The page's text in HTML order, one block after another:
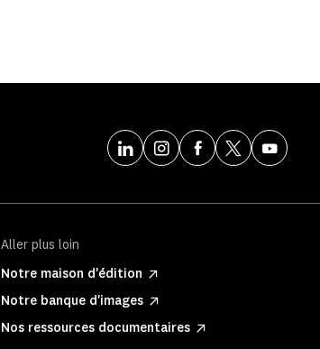
Aller plus loin
Notre maison d'édition
Notre banque d'images
Nos ressources documentaires